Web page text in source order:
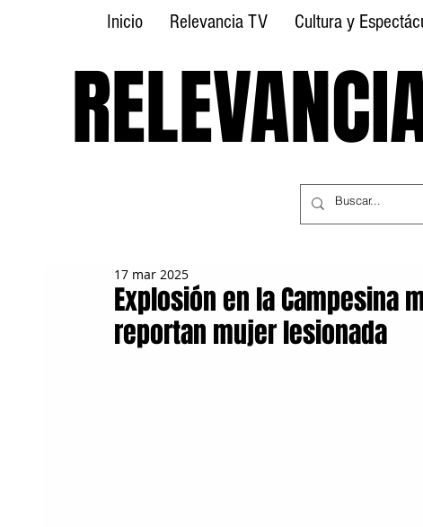
Inicio Relevancia TV Cultura y
Explosión en la Campesina
reportan mujer lesionada
17 mar 2025